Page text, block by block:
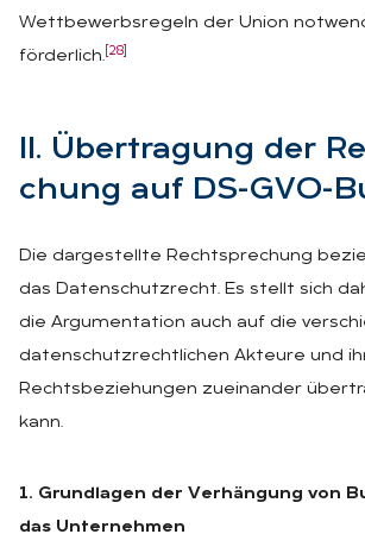
Wettbewerbsregeln der Union
förderlich. [28]
II. Über­tra­gung der
chung auf DS-GVO-
Die dargestellte Rechtsprechung
das Datenschutzrecht. Es stellt sich
die Argumentation auch auf die
datenschutzrechtlichen Akteure und
Rechtsbeziehungen zueinander
kann.
1. Grundlagen der Verhängung von
das Unternehmen